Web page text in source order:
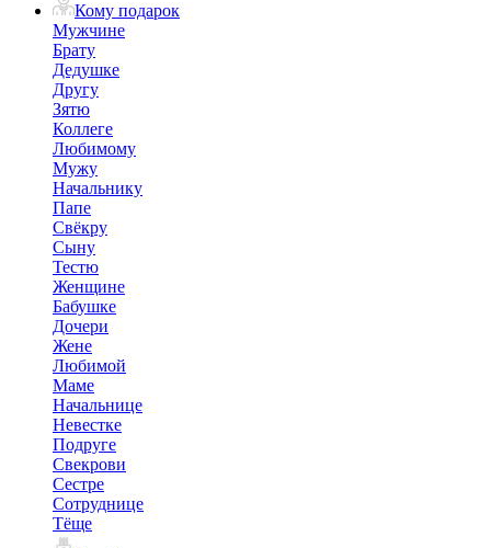
Кому подарок
Мужчине
Брату
Дедушке
Другу
Зятю
Коллеге
Любимому
Мужу
Начальнику
Папе
Свёкру
Сыну
Тестю
Женщине
Бабушке
Дочери
Жене
Любимой
Маме
Начальнице
Невестке
Подруге
Свекрови
Сестре
Сотруднице
Тёще